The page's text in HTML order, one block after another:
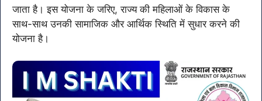
जाता है। इस योजना के जरिए, राज्य की महिलाओं के विकास के
साथ-साथ उनकी सामाजिक और आर्थिक स्थिति में सुधार करने की
योजना है।